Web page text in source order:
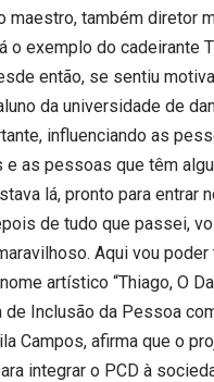
maestro, também diretor
o exemplo do cadeirante
então, se sentiu
da universidade de
influenciando as
as pessoas que têm
lá, pronto para entrar
de tudo que passei,
Aqui vou
artístico “Thiago, O
Inclusão da Pessoa
Campos, afirma que o
integrar o PCD à